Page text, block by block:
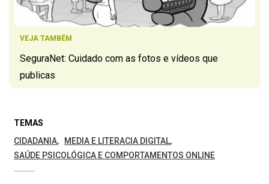
VEJA TAMBÉM
SeguraNet: Cuidado com as fotos e vídeos que
publicas
TEMAS
CIDADANIA
MEDIA E LITERACIA DIGITAL
SAÚDE PSICOLÓGICA E COMPORTAMENTOS ONLINE